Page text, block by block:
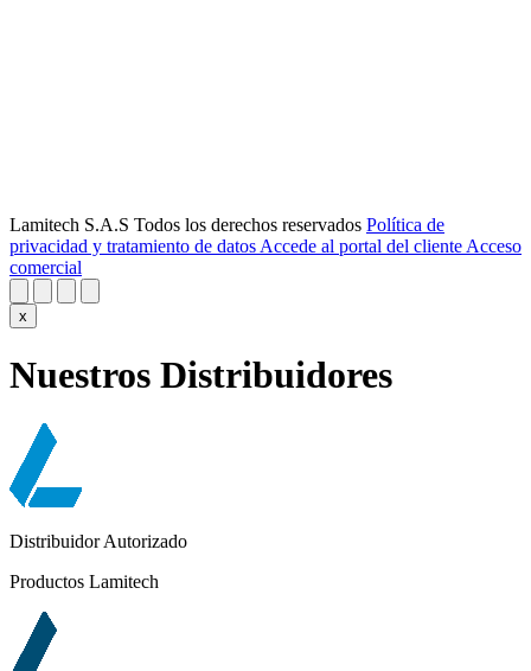
Lamitech S.A.S Todos los derechos reservados Política de
privacidad y tratamiento de datos Accede al portal del cliente Acceso
comercial
x
Nuestros Distribuidores
Distribuidor Autorizado
Productos Lamitech